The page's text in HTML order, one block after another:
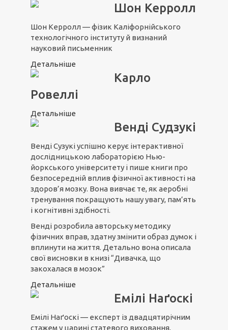
Шон Керролл
Шон Керролл — фізик Каліфорнійського
технологічного інституту й визнаний
науковий письменник
Детальніше
Карло
Ровеллі
Детальніше
Венді Судзукі
Венді Сузукі успішно керує інтерактивної
дослідницькою лабораторією Нью-
йоркського університету і пише книги про
безпосередній вплив фізичної активності на
здоров’я мозку. Вона вивчає те, як аеробні
тренування покращують нашу увагу, пам’ять
і когнітивні здібності.
Венді розробила авторську методику
фізичних вправ, здатну змінити образ думок і
вплинути на життя. Детально вона описала
свої висновки в книзі “Дивачка, що
закохалася в мозок”
Детальніше
Емілі Наґоскі
Емілі Наґоскі — експерт із двадцятирічним
стажем у царині статевого виховання,